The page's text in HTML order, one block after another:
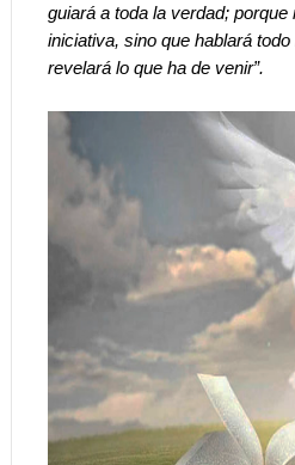
guiará a toda la verdad;
iniciativa, sino que hablará
revelará lo que ha de venir”.